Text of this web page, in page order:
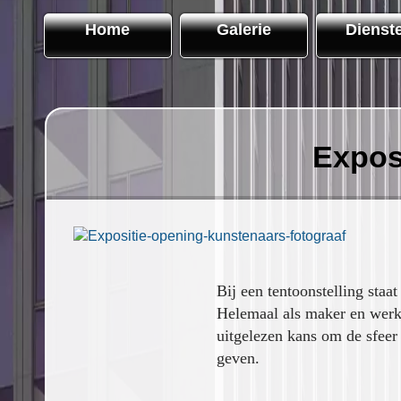
Home Galerie
Bij een tentoonstelling
Helemaal als maker en
uitgelezen kans om de
geven.